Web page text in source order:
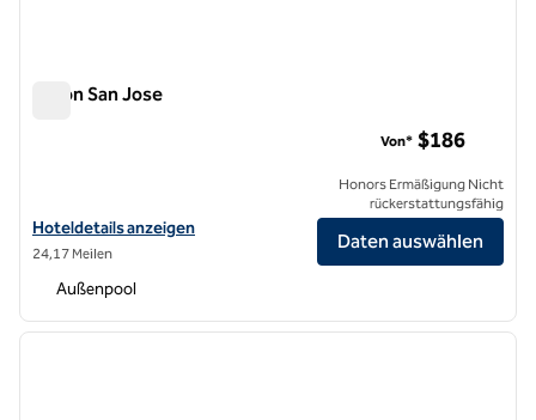
Hilton San Jose
Hoteldetails für das Hilton San Jose anzeigen
Hoteldetails anzeigen
24,17 Meilen
Von* $186
Honors Ermäßigung Nicht
rückerstattungsfähig
Daten auswählen
Außenpool
1 von 12